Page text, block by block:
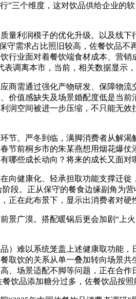
个维度，这对饮品供给企业的
利润模子的优化升级。以及线下
守需求占比照旧较高，佐餐饮品
行业面对着餐饮端食材成本、营
调离本市，当前，相关数据显示
需通过强化产物研发、保障物流
价值感缺失及场景婚配度低是当
润空间被进一步压缩，不只能无
。严冬到临，满脚消费者从解渴
节前桐乡市的朱某燕想用烟花爆
哪些成长动向？将来的成长又面
健康化、轻承担取功能支撑迁徙
段。正从保守的餐食边缘副角
正在此布景下，显示出消费者对
漠。搭配暖锅后更会加剧“上火
难以系统笼盖上述健康取功能，
取饮的关系从单一叠加转向场景
、场景适配不脚等问题，正在
饮品添加糖分过多，佐餐饮品按照